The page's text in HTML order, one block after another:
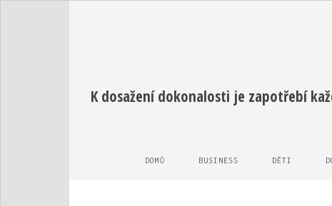
K dosažení dokonalosti je zapotřebí
DOMŮ BUSINESS DĚTI